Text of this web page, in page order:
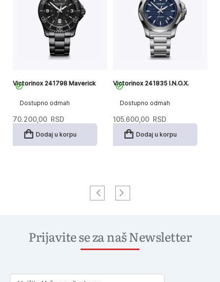
Dostupno odmah
Victorinox 241798 Maverick
70.200,00 RSD
Dodaj u korpu
Dostupno odmah
Victorinox 241835 I.N.O.X.
105.600,00 RSD
Dodaj u korpu
Prijavite se za naš Newsletter